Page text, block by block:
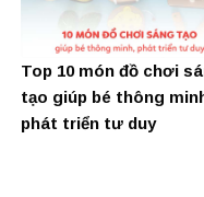
Top 10 món đồ chơi
tạo giúp bé thông
phát triển tư duy